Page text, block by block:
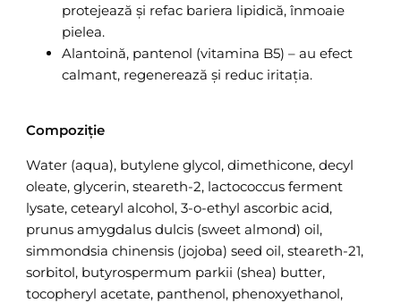
protejează și refac bariera lipidică, înmoaie
pielea.
Alantoină, pantenol (vitamina B5) – au efect
calmant, regenerează și reduc iritația.
Compoziție
Water (aqua), butylene glycol, dimethicone, decyl
oleate, glycerin, steareth-2, lactococcus ferment
lysate, cetearyl alcohol, 3-o-ethyl ascorbic acid,
prunus amygdalus dulcis (sweet almond) oil,
simmondsia chinensis (jojoba) seed oil, steareth-21,
sorbitol, butyrospermum parkii (shea) butter,
tocopheryl acetate, panthenol, phenoxyethanol,